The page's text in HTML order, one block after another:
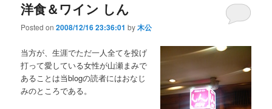
洋食＆ワイン しん
Posted on2008/12/16 23:36:01 by木公
当方が、生涯でただ一人全てを投げ
打って愛している女性が山瀬まみで
あることは当blogの読者にはおなじ
みのところである。